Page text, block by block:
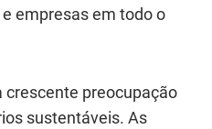
empresas em todo o
crescente preocupação
sustentáveis. As